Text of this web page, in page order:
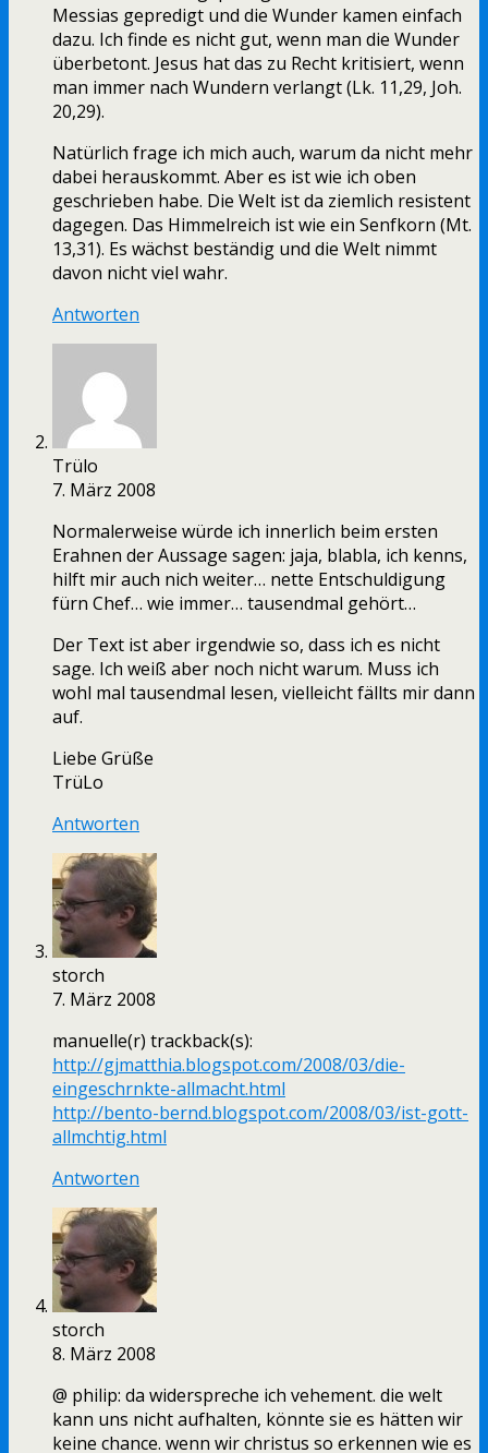
Messias gepredigt und die Wunder kamen einfach
dazu. Ich finde es nicht gut, wenn man die Wunder
überbetont. Jesus hat das zu Recht kritisiert, wenn
man immer nach Wundern verlangt (Lk. 11,29, Joh.
20,29).
Natürlich frage ich mich auch, warum da nicht mehr
dabei herauskommt. Aber es ist wie ich oben
geschrieben habe. Die Welt ist da ziemlich resistent
dagegen. Das Himmelreich ist wie ein Senfkorn (Mt.
13,31). Es wächst beständig und die Welt nimmt
davon nicht viel wahr.
Antworten
Trülo
7. März 2008
Normalerweise würde ich innerlich beim ersten
Erahnen der Aussage sagen: jaja, blabla, ich kenns,
hilft mir auch nich weiter… nette Entschuldigung
fürn Chef… wie immer… tausendmal gehört…
Der Text ist aber irgendwie so, dass ich es nicht
sage. Ich weiß aber noch nicht warum. Muss ich
wohl mal tausendmal lesen, vielleicht fällts mir dann
auf.
Liebe Grüße
TrüLo
Antworten
storch
7. März 2008
manuelle(r) trackback(s):
http://gjmatthia.blogspot.com/2008/03/die-
eingeschrnkte-allmacht.html
http://bento-bernd.blogspot.com/2008/03/ist-gott-
allmchtig.html
Antworten
storch
8. März 2008
@ philip: da widerspreche ich vehement. die welt
kann uns nicht aufhalten, könnte sie es hätten wir
keine chance. wenn wir christus so erkennen wie es